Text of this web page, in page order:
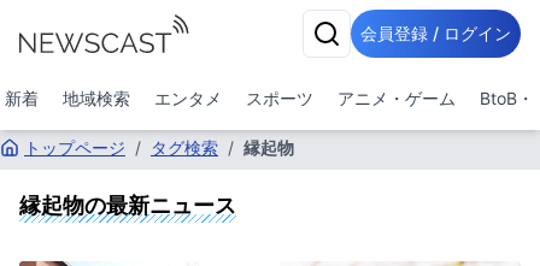
会員登録 / ログイン
新着 地域検索 エンタメ スポーツ アニメ・ゲーム BtoB・
トップページ / タグ検索 / 縁起物
縁起物の最新ニュース